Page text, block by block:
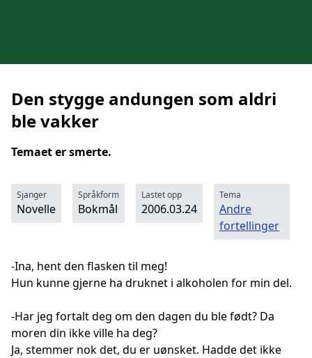
Den stygge andungen som aldri
ble vakker
Temaet er smerte.
Sjanger
Novelle
Språkform
Bokmål
Lastet opp
2006.03.24
Tema
Andre
fortellinger
-Ina, hent den flasken til meg!
Hun kunne gjerne ha druknet i alkoholen for min del.
-Har jeg fortalt deg om den dagen du ble født? Da
moren din ikke ville ha deg?
Ja, stemmer nok det, du er uønsket. Hadde det ikke